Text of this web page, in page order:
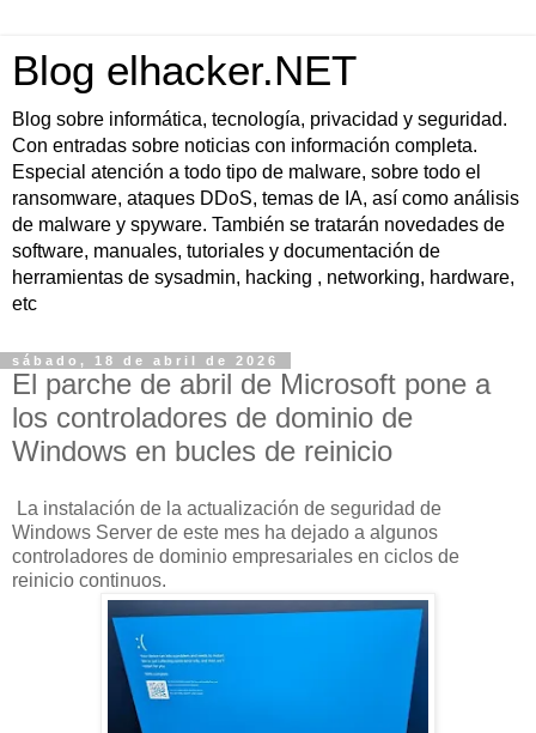
Blog elhacker.NET
Blog sobre informática, tecnología, privacidad y seguridad.
Con entradas sobre noticias con información completa.
Especial atención a todo tipo de malware, sobre todo el
ransomware, ataques DDoS, temas de IA, así como análisis
de malware y spyware. También se tratarán novedades de
software, manuales, tutoriales y documentación de
herramientas de sysadmin, hacking , networking, hardware,
etc
sábado, 18 de abril de 2026
El parche de abril de Microsoft pone a
los controladores de dominio de
Windows en bucles de reinicio
La instalación de la actualización de seguridad de
Windows Server de este mes ha dejado a algunos
controladores de dominio empresariales en ciclos de
reinicio continuos.